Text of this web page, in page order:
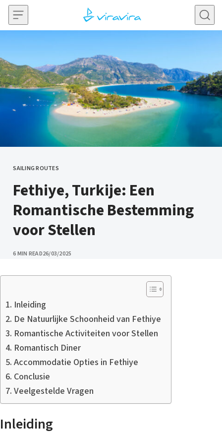
Skip to content
CATEGORY
SAILING ROUTES
Fethiye, Turkije: Een
Romantische Bestemming
voor Stellen
6 MIN READPUBLISHED
26/03/2025
Inleiding
De Natuurlijke Schoonheid van Fethiye
Romantische Activiteiten voor Stellen
Romantisch Diner
Accommodatie Opties in Fethiye
Conclusie
Veelgestelde Vragen
Inleiding